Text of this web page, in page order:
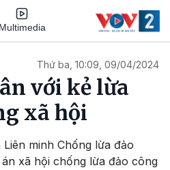
Thứ ba, 10:09, 09/04/2024
với kẻ lừa
xã hội
minh Chống lừa đảo
xã hội chống lừa đảo công